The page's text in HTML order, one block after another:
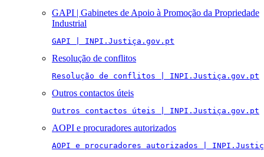
GAPI | Gabinetes de Apoio à Promoção da Propriedade
Industrial
GAPI | INPI.Justiça.gov.pt
Resolução de conflitos
Resolução de conflitos | INPI.Justiça.gov.pt
Outros contactos úteis
Outros contactos úteis | INPI.Justiça.gov.pt
AOPI e procuradores autorizados
AOPI e procuradores autorizados |